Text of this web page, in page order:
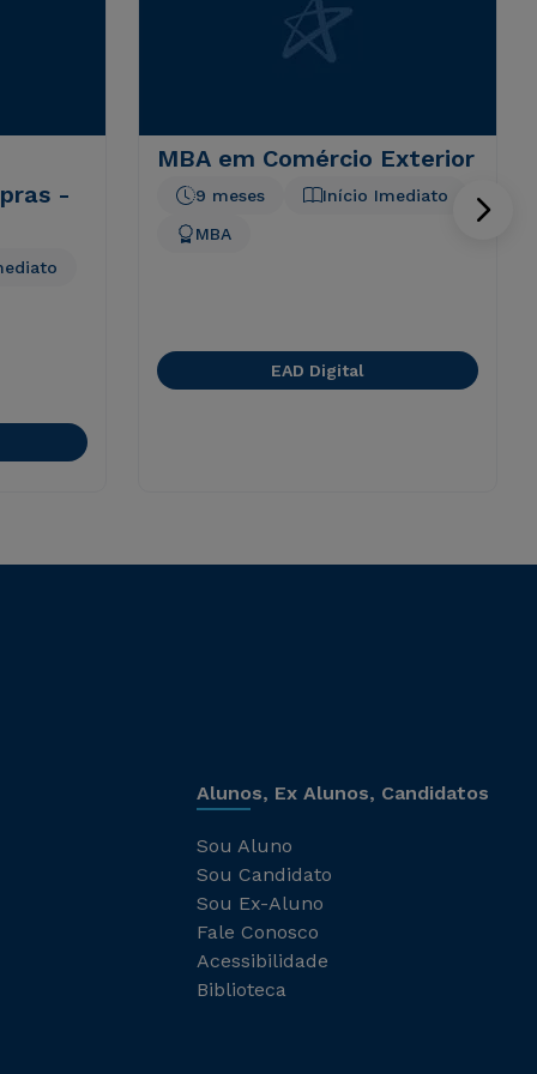
-
MBA em Comércio Exterior
Início Imediato
9 meses
MBA
EAD Digital
Alunos, Ex Alunos, Candidatos
Sou Aluno
Sou Candidato
Sou Ex-Aluno
Fale Conosco
Acessibilidade
Biblioteca